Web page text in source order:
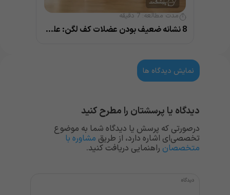
مدت مطالعه:7 دقیقه
8 نشانه ضعیف بودن عضلات کف لگن: علل و درمان
نمایش دیدگاه ها
دیدگاه یا پرسشتان را مطرح کنید
درصورتی که پرسش یا دیدگاه شما به موضوع
تخصصی‌ای اشاره دارد، از طریق مشاوره با
متخصصان راهنمایی دریافت کنید.